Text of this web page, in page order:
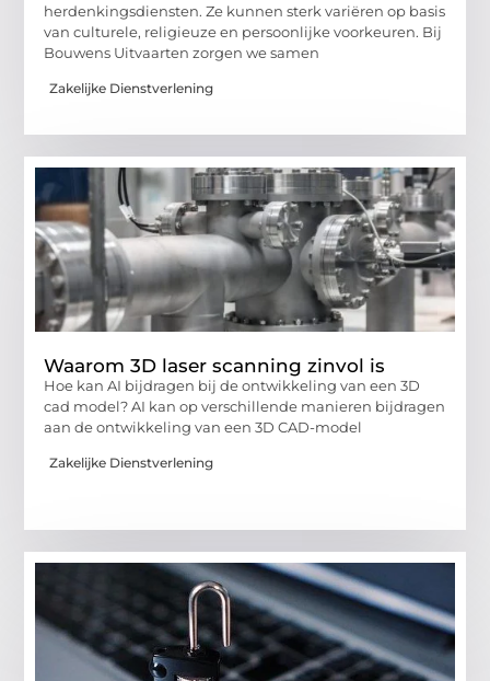
herdenkingsdiensten. Ze kunnen sterk variëren op basis
van culturele, religieuze en persoonlijke voorkeuren. Bij
Bouwens Uitvaarten zorgen we samen
Zakelijke Dienstverlening
Waarom 3D laser scanning zinvol is
Hoe kan AI bijdragen bij de ontwikkeling van een 3D
cad model? AI kan op verschillende manieren bijdragen
aan de ontwikkeling van een 3D CAD-model
Zakelijke Dienstverlening